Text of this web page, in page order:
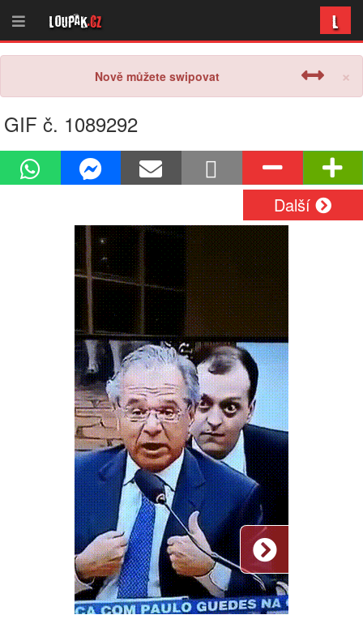
Loupak.cz L
×
Nově můžete swipovat
GIF č. 1089292
Další